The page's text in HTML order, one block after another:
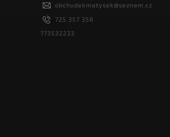
obchudekmatysek@seznam.cz
725 357 358
773532233